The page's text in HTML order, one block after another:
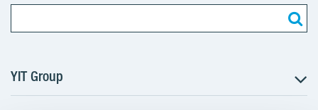
YIT Group